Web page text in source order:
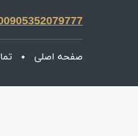
صفحه اصلی